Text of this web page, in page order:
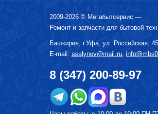
2009-2026 © Мегабытсервис —
Ремонт и запчасти для бытовой
Башкирия, г.Уфа, ул. Российская,
E-mail: asalynov@mail.ru,
8 (347) 200-89-97